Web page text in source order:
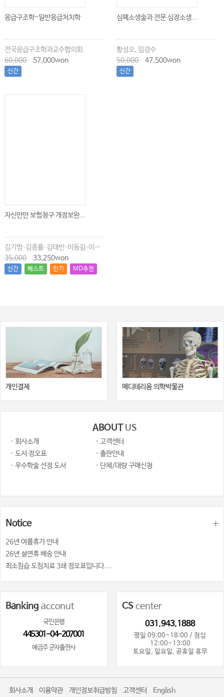
응급구조학-일반응급처치학
전국응급구조학과교수협의회
60,000
57,000won
신간
심폐소생술과 전문 심장소생...
황성오, 임경수
50,000
47,500won
신간
자신만만 보험청구 개정보완...
김기범·김종률·김태빈·이동길·이창현·최윤종
35,000
33,250won
신간 베스트 인기 MD추천
개인결제 메디테리움 의학박물관
ABOUT US
· 회사소개
· 고객센터
· 도서 정오표
· 출판안내
· 우수학술 선정 도서
· 단체/대량 구매신청
Notice
26년 여륨휴가 안내
26년 설연휴 배송 안내
최소침습 도침치료 3쇄 정오표입니다....
Banking acconut
국민은행
445301-04-207001
예금주 군자출판사
CScenter
031.943.1888
평일 09:00~18:00 / 점심
12:00~13:00
토요일, 일요일, 공휴일 휴무
회사소개 이용약관 개인정보취급방침 고객센터 English